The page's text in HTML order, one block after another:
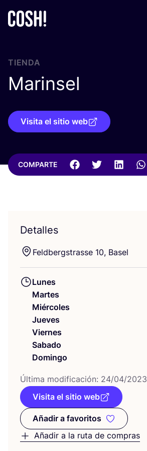
TIENDA
Marinsel
Visita el sitio web
COMPARTE
Detalles
Feld­bergs­tras­se 10, Basel
Lunes
Martes
Miércoles
Jueves
Viernes
Sabado
Domingo
Últi­ma modi­fi­ca­ción: 24/04/2023
Visita el sitio web
Añadir a favoritos
Añadir a favoritos
Añadir a la ruta de compras